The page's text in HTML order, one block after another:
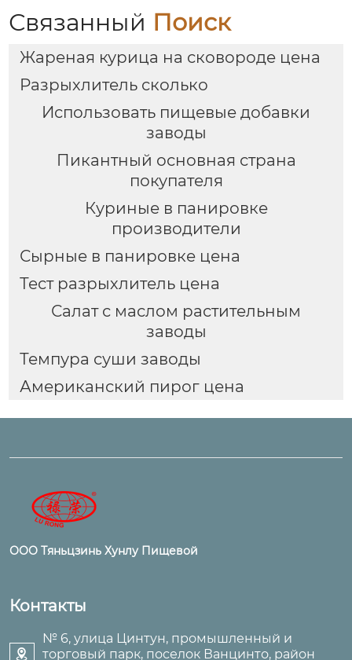
Связанный Поиск
Жареная курица на сковороде цена
Разрыхлитель сколько
Использовать пищевые добавки
заводы
Пикантный основная страна
покупателя
Куриные в панировке
производители
Сырные в панировке цена
Тест разрыхлитель цена
Салат с маслом растительным
заводы
Темпура суши заводы
Американский пирог цена
ООО Тяньцзинь Хунлу Пищевой
Контакты

№ 6, улица Цинтун, промышленный и
торговый парк, поселок Ванцинто, район